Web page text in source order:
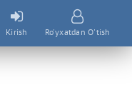
Kirish Ro'yxatdan O'tish